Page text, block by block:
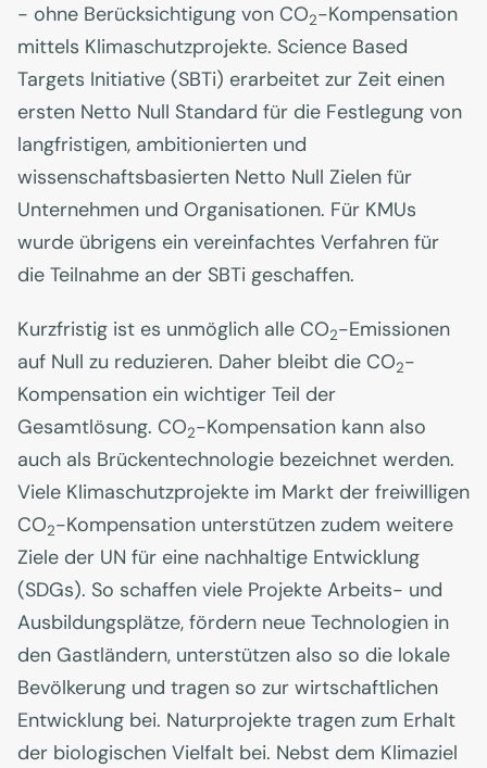
- ohne Berücksichtigung von CO2-Kompensation
mittels Klimaschutzprojekte. Science Based
Targets Initiative (SBTi) erarbeitet zur Zeit einen
ersten Netto Null Standard für die Festlegung von
langfristigen, ambitionierten und
wissenschaftsbasierten Netto Null Zielen für
Unternehmen und Organisationen. Für KMUs
wurde übrigens ein vereinfachtes Verfahren für
die Teilnahme an der SBTi geschaffen.
Kurzfristig ist es unmöglich alle CO2-Emissionen
auf Null zu reduzieren. Daher bleibt die CO2-
Kompensation ein wichtiger Teil der
Gesamtlösung. CO2-Kompensation kann also
auch als Brückentechnologie bezeichnet werden.
Viele Klimaschutzprojekte im Markt der freiwilligen
CO2-Kompensation unterstützen zudem weitere
Ziele der UN für eine nachhaltige Entwicklung
(SDGs). So schaffen viele Projekte Arbeits- und
Ausbildungsplätze, fördern neue Technologien in
den Gastländern, unterstützen also so die lokale
Bevölkerung und tragen so zur wirtschaftlichen
Entwicklung bei. Naturprojekte tragen zum Erhalt
der biologischen Vielfalt bei. Nebst dem Klimaziel